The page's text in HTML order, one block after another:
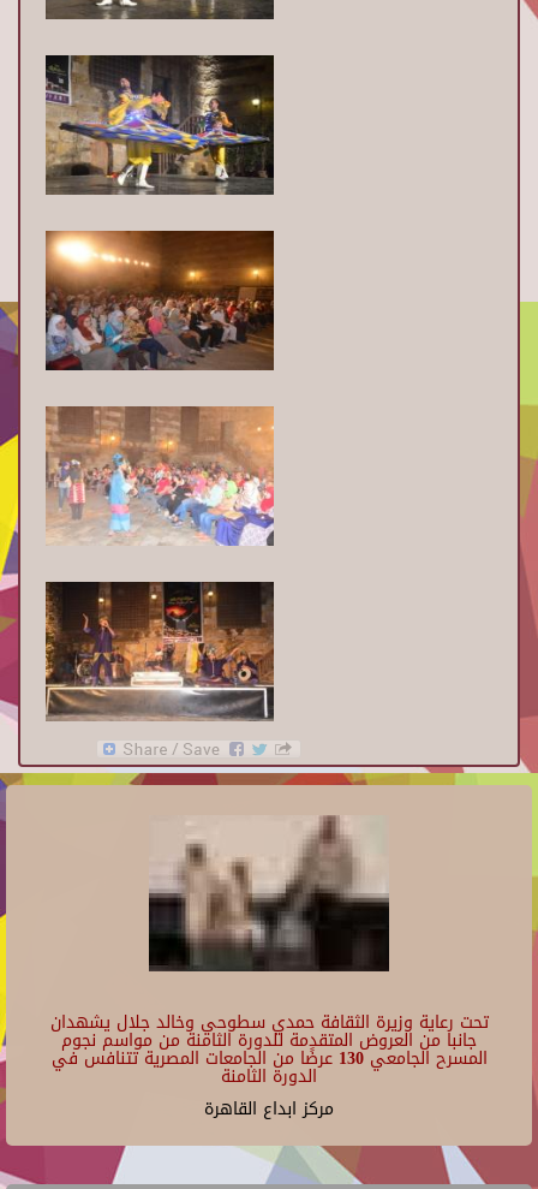
تحت رعاية وزيرة الثقافة حمدي سطوحي وخالد جلال يشهدان
جانبا من العروض المتقدمة للدورة الثامنة من مواسم نجوم
المسرح الجامعي 130 عرضًا من الجامعات المصرية تتنافس في
الدورة الثامنة
مركز ابداع القاهرة